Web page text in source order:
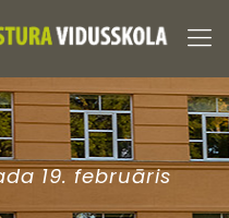
19. februāris